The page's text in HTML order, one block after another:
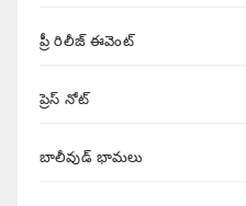
ప్రీ రిలీజ్ ఈవెంట్
ప్రెస్ నోట్
బాలీవుడ్ భామలు